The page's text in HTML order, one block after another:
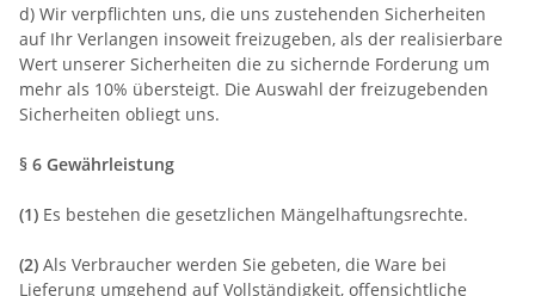
d) Wir verpflichten uns, die uns zustehenden Sicherheiten
auf Ihr Verlangen insoweit freizugeben, als der realisierbare
Wert unserer Sicherheiten die zu sichernde Forderung um
mehr als 10% übersteigt. Die Auswahl der freizugebenden
Sicherheiten obliegt uns.
§ 6 Gewährleistung
(1) Es bestehen die gesetzlichen Mängelhaftungsrechte.
(2) Als Verbraucher werden Sie gebeten, die Ware bei
Lieferung umgehend auf Vollständigkeit, offensichtliche